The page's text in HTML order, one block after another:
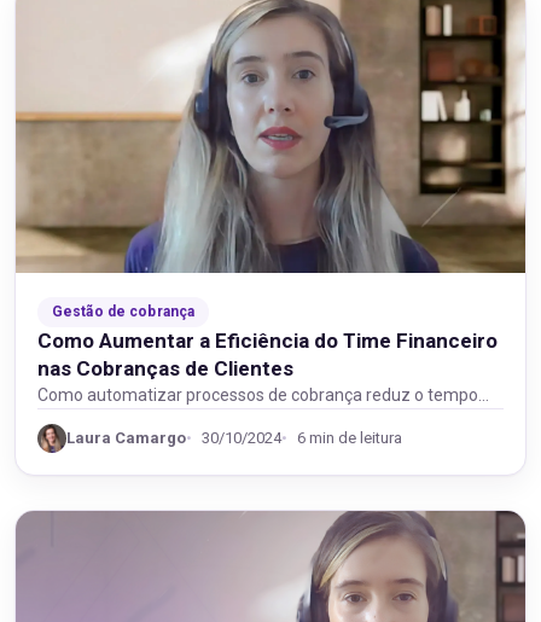
Gestão de cobrança
Como Aumentar a Eficiência do Time Financeiro
nas Cobranças de Clientes
Como automatizar processos de cobrança reduz o tempo
gasto pelo time financeiro e garante maior eficiência…
Laura Camargo 30/10/2024 6 min de leitura